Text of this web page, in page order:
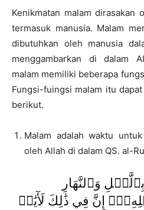
Kenikmatan malam dirasakan
termasuk manusia. Malam
dibutuhkan oleh manusia
menggambarkan di dalam
malam memiliki beberapa
Fungsi-fuingsi malam itu
berikut.
Malam adalah waktu
oleh Allah di dalam QS. al-
وَٱلنَّهَارِ
إِنَّ فِي ذَٰلِكَ لَأٓيَٰتٖ